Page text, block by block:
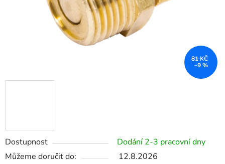
Dostupnost
Dodání 2-3 pracovní dny
Můžeme doručit do:
12.8.2026
81 KČ
–9 %